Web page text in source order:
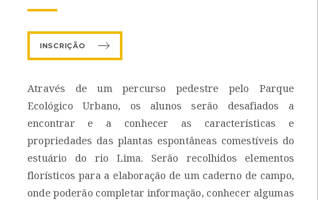
[ 3 Actividades ]
INSCRIÇÃO
Através de um percurso pedestre pelo Parque
Ecológico Urbano, os alunos serão desafiados a
encontrar e a conhecer as características e
propriedades das plantas espontâneas comestíveis do
estuário do rio Lima. Serão recolhidos elementos
florísticos para a elaboração de um caderno de campo,
onde poderão completar informação, conhecer algumas